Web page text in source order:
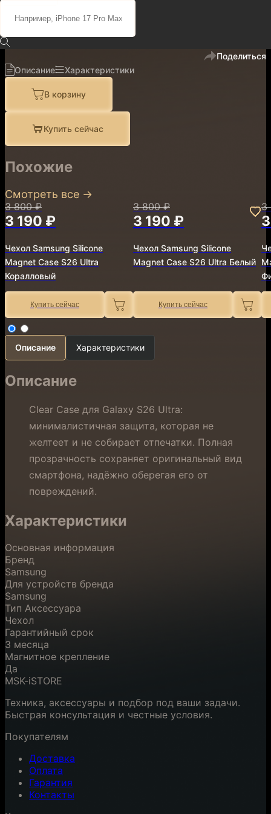
4 100 ₽3 490 ₽
Поделиться
Описание
Характеристики
В корзину
Купить сейчас
Похожие
Смотреть все →
3 800 ₽
3 190 ₽
Чехол Samsung Silicone
Magnet Case S26 Ultra
Коралловый
Купить сейчас
3 800 ₽
3 190 ₽
Чехол Samsung Silicone
Magnet Case S26 Ultra Белый
Купить сейчас
3
Описание Характеристики
Описание
Clear Case для Galaxy S26 Ultra:
минималистичная защита, которая не
желтеет и не собирает отпечатки. Полная
прозрачность сохраняет оригинальный вид
смартфона, надёжно оберегая его от
повреждений.
Характеристики
Основная информация
Бренд
Samsung
Для устройств бренда
Samsung
Тип Аксессуара
Чехол
Гарантийный срок
3 месяца
Магнитное крепление
Да
MSK-iSTORE
Техника, аксессуары и подбор под ваши задачи.
Быстрая консультация и честные условия.
Покупателям
Доставка
Оплата
Гарантия
Контакты